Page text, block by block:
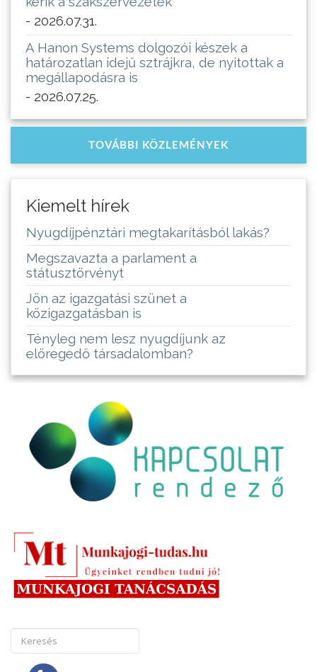
- 2026.07.31.
A Hanon Systems dolgozói készek a
határozatlan idejű sztrájkra, de nyitottak a
megállapodásra is
- 2026.07.25.
TOVÁBBI KÖZLEMÉNYEK
Kiemelt hírek
Nyugdíjpénztári megtakarításból lakás?
Megszavazta a parlament a
státusztörvényt
Jön az igazgatási szünet a
közigazgatásban is
Tényleg nem lesz nyugdíjunk az
elöregedő társadalomban?